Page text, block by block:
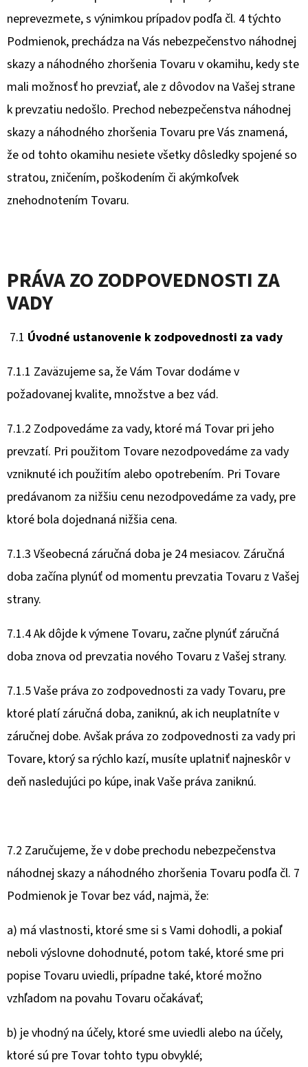
neprevezmete, s výnimkou prípadov podľa čl. 4týchto
Podmienok, prechádza na Vás nebezpečenstvo náhodnej
skazy a náhodného zhoršenia Tovaru v okamihu, kedy ste
mali možnosť ho prevziať, ale z dôvodov na Vašej strane
k prevzatiu nedošlo. Prechod nebezpečenstva náhodnej
skazy a náhodného zhoršenia Tovaru pre Vás znamená,
že od tohto okamihu nesiete všetky dôsledky spojené so
stratou, zničením, poškodením či akýmkoľvek
znehodnotením Tovaru.
PRÁVA ZO ZODPOVEDNOSTI ZA
VADY
7.1 Úvodné ustanovenie k zodpovednosti za vady
7.1.1 Zaväzujeme sa, že Vám Tovar dodáme v
požadovanej kvalite, množstve a bez vád.
7.1.2 Zodpovedáme za vady, ktoré má Tovar pri jeho
prevzatí. Pri použitom Tovare nezodpovedáme za vady
vzniknuté ich použitím alebo opotrebením. Pri Tovare
predávanom za nižšiu cenu nezodpovedáme za vady, pre
ktoré bola dojednaná nižšia cena.
7.1.3 Všeobecná záručná doba je 24 mesiacov. Záručná
doba začína plynúť od momentu prevzatia Tovaru z Vašej
strany.
7.1.4 Ak dôjde k výmene Tovaru, začne plynúť záručná
doba znova od prevzatia nového Tovaru z Vašej strany.
7.1.5 Vaše práva zo zodpovednosti za vady Tovaru, pre
ktoré platí záručná doba, zaniknú, ak ich neuplatníte v
záručnej dobe. Avšak práva zo zodpovednosti za vady pri
Tovare, ktorý sa rýchlo kazí, musíte uplatniť najneskôr v
deň nasledujúci po kúpe, inak Vaše práva zaniknú.
7.2 Zaručujeme, že v dobe prechodu nebezpečenstva
náhodnej skazy a náhodného zhoršenia Tovaru podľa čl. 7
Podmienok je Tovar bez vád, najmä, že:
a) má vlastnosti, ktoré sme si s Vami dohodli, a pokiaľ
neboli výslovne dohodnuté, potom také, ktoré sme pri
popise Tovaru uviedli, prípadne také, ktoré možno
vzhľadom na povahu Tovaru očakávať;
b) je vhodný na účely, ktoré sme uviedli alebo na účely,
ktoré sú pre Tovar tohto typu obvyklé;